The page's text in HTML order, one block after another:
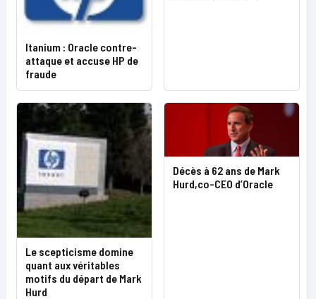
Itanium : Oracle contre-
attaque et accuse HP de
fraude
Le scepticisme domine
quant aux véritables
motifs du départ de Mark
Hurd
Décès à 62 ans de Mark
Hurd,co-CEO d’Oracle